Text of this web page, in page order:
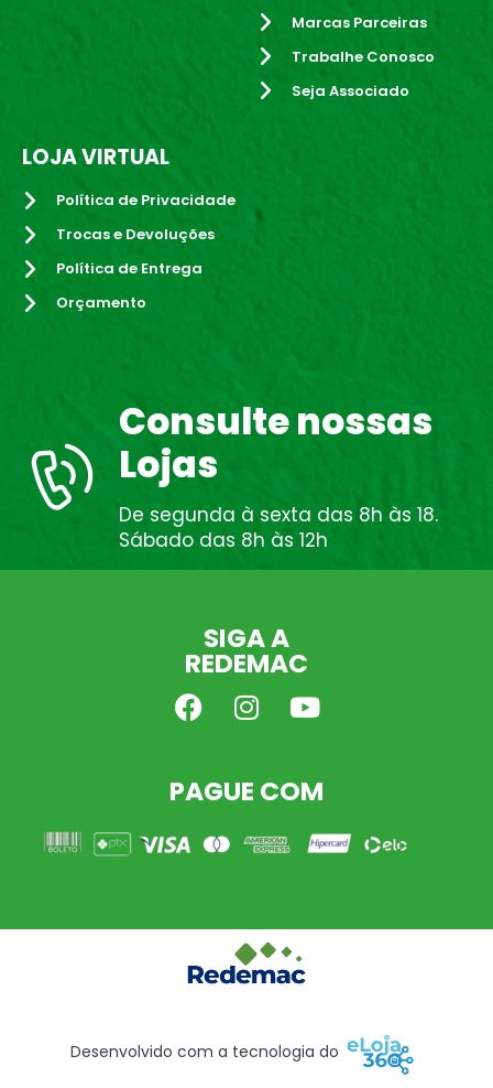
Marcas Parceiras
Trabalhe Conosco
Seja Associado
LOJA VIRTUAL
Política de Privacidade
Trocas e Devoluções
Política de Entrega
Orçamento
Consulte nossas
Lojas
De segunda à sexta das 8h às 18.
Sábado das 8h às 12h
SIGA A
REDEMAC
PAGUE COM
Desenvolvido com a tecnologia do